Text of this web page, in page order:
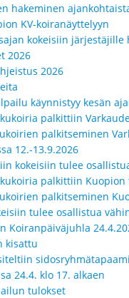
hakeminen
KV-koiranäyttelyyn
kokeisiin järjestäjille
2026
2026
käynnistyy kesän
palkittiin
palkitseminen
12.-13.9.2026
kokeisiin tulee
palkittiin Kuopion
palkitseminen
tulee osallistua
Koiranpäiväjuhla
kisattu
24.4. klo 17. alkaen
tulokset